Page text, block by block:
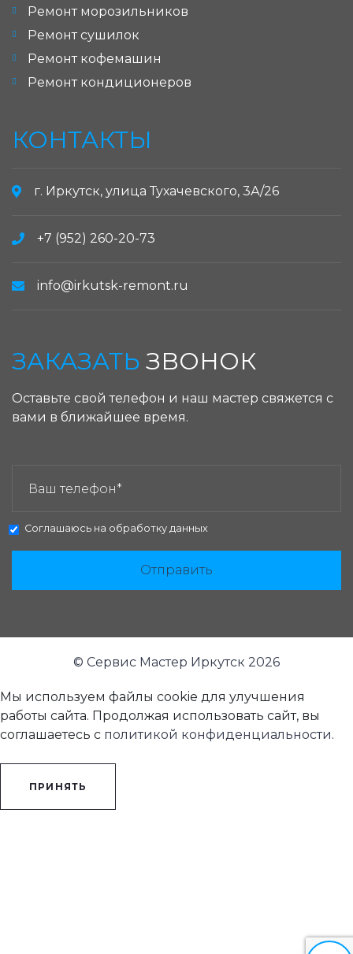
Ремонт морозильников
Ремонт сушилок
Ремонт кофемашин
Ремонт кондиционеров
КОНТАКТЫ
г. Иркутск, улица Тухачевского, 3А/26
+7 (952) 260-20-73
info@irkutsk-remont.ru
ЗАКАЗАТЬ ЗВОНОК
Оставьте свой телефон и наш мастер свяжется с
вами в ближайшее время.
Соглашаюсь на обработку данных
Отправить
© Сервис Мастер Иркутск 2026
Мы используем файлы cookie для улучшения
работы сайта. Продолжая использовать сайт, вы
соглашаетесь с политикой конфиденциальности.
ПРИНЯТЬ